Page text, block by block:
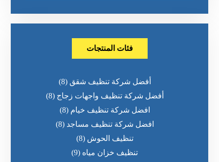
فئات المنتجات
أفضل شركة تنظيف شقق (8)
أفضل شركة تنظيف واجهات زجاج (8)
افضل شركة تنظيف خيام (8)
افضل شركة تنظيف مساجد (8)
تنظيف الحوش (8)
تنظيف خزان مياه (9)